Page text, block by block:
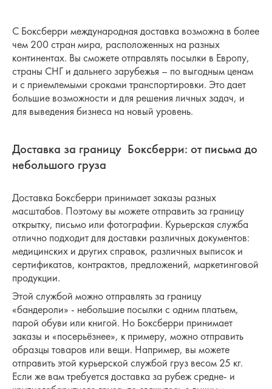
C Боксберри международная доставка возможна в более
чем 200 стран мира, расположенных на разных
континентах. Вы сможете отправлять посылки в Европу,
страны СНГ и дальнего зарубежья – по выгодным ценам
и с приемлемыми сроками транспортировки. Это дает
большие возможности и для решения личных задач, и
для выведения бизнеса на новый уровень.
Доставка за границу Боксберри: от письма до
небольшого груза
Доставка Боксберри принимает заказы разных
масштабов. Поэтому вы можете отправить за границу
открытку, письмо или фотографии. Курьерская служба
отлично подходит для доставки различных документов:
медицинских и других справок, различных выписок и
сертификатов, контрактов, предложений, маркетинговой
продукции.
Этой службой можно отправлять за границу
«бандероли» - небольшие посылки с одним платьем,
парой обуви или книгой. Но Боксберри принимает
заказы и «посерьёзнее», к примеру, можно отправить
образцы товаров или вещи. Например, вы можете
отправить этой курьерской службой груз весом 25 кг.
Если же вам требуется доставка за рубеж средне- и